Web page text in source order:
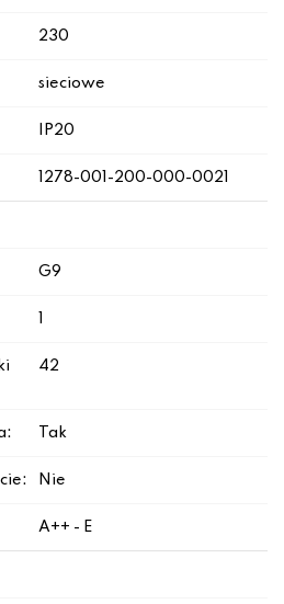
230
sieciowe
IP20
1278-001-200-000-0021
G9
42
Tak
Nie
A++ - E